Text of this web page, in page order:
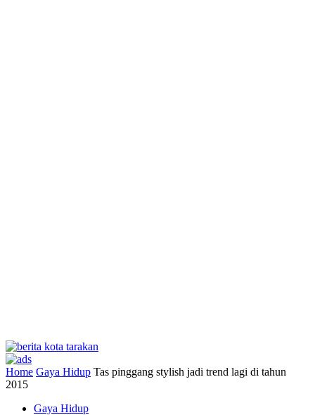
Home Gaya Hidup Tas pinggang stylish jadi trend lagi di tahun
2015
Gaya Hidup